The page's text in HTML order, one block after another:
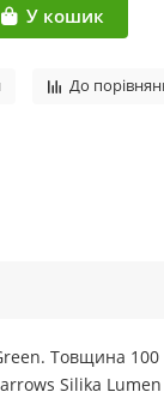
У кошик
До
Товщина 100
Silika